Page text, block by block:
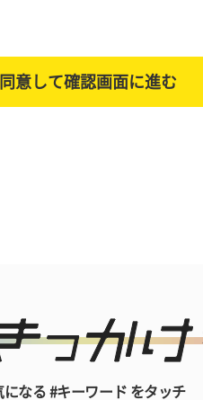
になる #キーワード をタッチ